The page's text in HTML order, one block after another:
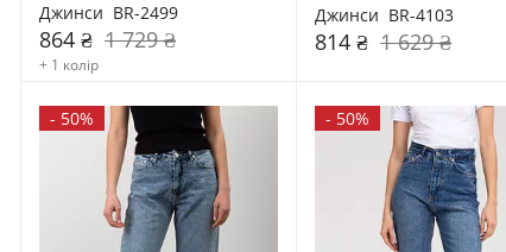
Джинси  BR-2499
864 ₴ 1 729 ₴
+ 1 колір
Джинси  BR-4103
814 ₴ 1 629 ₴
- 50% - 50%